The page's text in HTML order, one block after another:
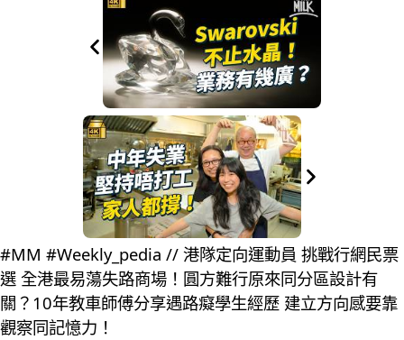
#MM #Weekly_pedia // 港隊定向運動員 挑戰行網民票
選 全港最易蕩失路商場！圓方難行原來同分區設計有
關？10年教車師傅分享遇路癡學生經歷 建立方向感要靠
觀察同記憶力！